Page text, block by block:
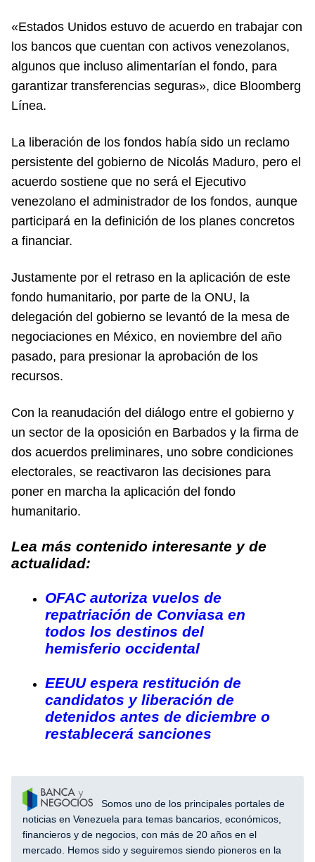
«Estados Unidos estuvo de acuerdo en trabajar con
los bancos que cuentan con activos venezolanos,
algunos que incluso alimentarían el fondo, para
garantizar transferencias seguras», dice Bloomberg
Línea.
La liberación de los fondos había sido un reclamo
persistente del gobierno de Nicolás Maduro, pero el
acuerdo sostiene que no será el Ejecutivo
venezolano el administrador de los fondos, aunque
participará en la definición de los planes concretos
a financiar.
Justamente por el retraso en la aplicación de este
fondo humanitario, por parte de la ONU, la
delegación del gobierno se levantó de la mesa de
negociaciones en México, en noviembre del año
pasado, para presionar la aprobación de los
recursos.
Con la reanudación del diálogo entre el gobierno y
un sector de la oposición en Barbados y la firma de
dos acuerdos preliminares, uno sobre condiciones
electorales, se reactivaron las decisiones para
poner en marcha la aplicación del fondo
humanitario.
Lea más contenido interesante y de
actualidad:
OFAC autoriza vuelos de
repatriación de Conviasa en
todos los destinos del
hemisferio occidental
EEUU espera restitución de
candidatos y liberación de
detenidos antes de diciembre o
restablecerá sanciones
Somos uno de los principales portales de
noticias en Venezuela para temas bancarios, económicos,
financieros y de negocios, con más de 20 años en el
mercado. Hemos sido y seguiremos siendo pioneros en la